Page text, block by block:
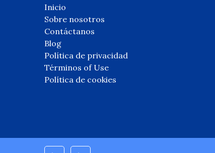
Inicio
Sobre nosotros
Contáctanos
Blog
Política de privacidad
Términos of Use
Política de cookies